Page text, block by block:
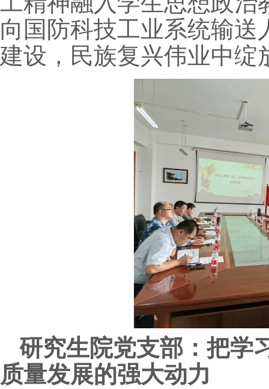
向国防科技工业系统输
建设，民族复兴伟业中绽
研究生院党支部：把学
质量发展的强大动力